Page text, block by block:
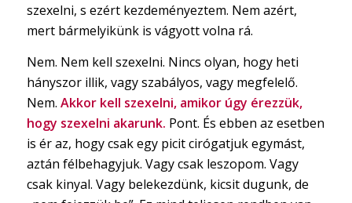
szexelni, s ezért kezdeményeztem. Nem azért,
mert bármelyikünk is vágyott volna rá.
Nem. Nem kell szexelni. Nincs olyan, hogy heti
hányszor illik, vagy szabályos, vagy megfelelő.
Nem. Akkor kell szexelni, amikor úgy érezzük,
hogy szexelni akarunk. Pont. És ebben az esetben
is ér az, hogy csak egy picit cirógatjuk egymást,
aztán félbehagyjuk. Vagy csak leszopom. Vagy
csak kinyal. Vagy belekezdünk, kicsit dugunk, de